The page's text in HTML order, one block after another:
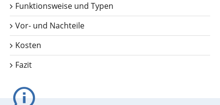
Funktionsweise und Typen
Vor- und Nachteile
Kosten
Fazit